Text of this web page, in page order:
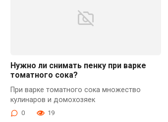
Нужно ли снимать пенку при варке
томатного сока?
При варке томатного сока множество
кулинаров и домохозяек
0 19